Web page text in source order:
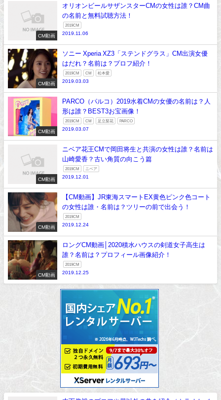
CM動画
オリオンビールサザンスターCMの女性は誰？CM曲
の名前と無料試聴方法！
2019CM
2019.11.06
CM動画
ソニー Xperia XZ3「ステンドグラス」CM出演女優
はだれ？名前は？プロフ紹介！
2019CM CM 松本愛
2019.03.03
CM動画
PARCO（パルコ）2019水着CMの女優の名前は？人
形は誰？BEST3お宝画像！
2019CM CM 足立梨花 PARCO
2019.03.07
CM動画
ニベア花王CMで岡田将生と共演の女性は誰？名前は
山崎愛香？古い角質の向こう篇
2019CM ニベア
2019.12.01
CM動画
【CM動画】JR東海スマートEX黄色ピンク色コート
の女性は誰・名前は？ツリーの前で出会う！
2019CM
2019.12.24
CM動画
ロングCM動画│2020積水ハウスの剣道女子高生は
誰？名前は？プロフィール画像紹介！
2019CM
2019.12.25